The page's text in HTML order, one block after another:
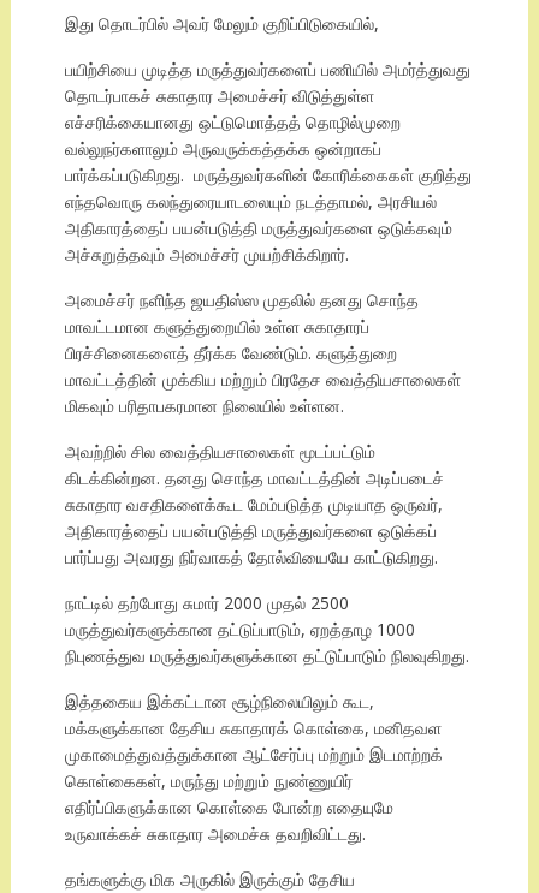
இது தொடர்பில் அவர் மேலும் குறிப்பிடுகையில்,
பயிற்சியை முடித்த மருத்துவர்களைப் பணியில் அமர்த்துவது
தொடர்பாகச் சுகாதார அமைச்சர் விடுத்துள்ள
எச்சரிக்கையானது ஒட்டுமொத்தத் தொழில்முறை
வல்லுநர்களாலும் அருவருக்கத்தக்க ஒன்றாகப்
பார்க்கப்படுகிறது. மருத்துவர்களின் கோரிக்கைகள் குறித்து
எந்தவொரு கலந்துரையாடலையும் நடத்தாமல், அரசியல்
அதிகாரத்தைப் பயன்படுத்தி மருத்துவர்களை ஒடுக்கவும்
அச்சுறுத்தவும் அமைச்சர் முயற்சிக்கிறார்.
அமைச்சர் நளிந்த ஜயதிஸ்ஸ முதலில் தனது சொந்த
மாவட்டமான களுத்துறையில் உள்ள சுகாதாரப்
பிரச்சினைகளைத் தீர்க்க வேண்டும். களுத்துறை
மாவட்டத்தின் முக்கிய மற்றும் பிரதேச வைத்தியசாலைகள்
மிகவும் பரிதாபகரமான நிலையில் உள்ளன.
அவற்றில் சில வைத்தியசாலைகள் மூடப்பட்டும்
கிடக்கின்றன. தனது சொந்த மாவட்டத்தின் அடிப்படைச்
சுகாதார வசதிகளைக்கூட மேம்படுத்த முடியாத ஒருவர்,
அதிகாரத்தைப் பயன்படுத்தி மருத்துவர்களை ஒடுக்கப்
பார்ப்பது அவரது நிர்வாகத் தோல்வியையே காட்டுகிறது.
நாட்டில் தற்போது சுமார் 2000 முதல் 2500
மருத்துவர்களுக்கான தட்டுப்பாடும், ஏறத்தாழ 1000
நிபுணத்துவ மருத்துவர்களுக்கான தட்டுப்பாடும் நிலவுகிறது.
இத்தகைய இக்கட்டான சூழ்நிலையிலும் கூட,
மக்களுக்கான தேசிய சுகாதாரக் கொள்கை, மனிதவள
முகாமைத்துவத்துக்கான ஆட்சேர்ப்பு மற்றும் இடமாற்றக்
கொள்கைகள், மருந்து மற்றும் நுண்ணுயிர்
எதிர்ப்பிகளுக்கான கொள்கை போன்ற எதையுமே
உருவாக்கச் சுகாதார அமைச்சு தவறிவிட்டது.
தங்களுக்கு மிக அருகில் இருக்கும் தேசிய